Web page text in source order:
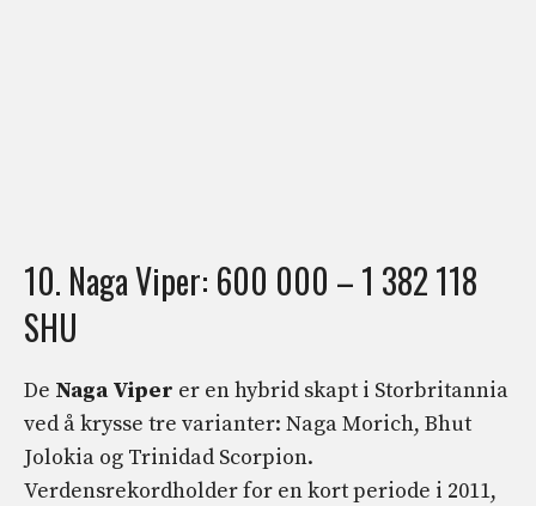
10. Naga Viper: 600 000 – 1 382 118
SHU
De Naga Viper er en hybrid skapt i Storbritannia
ved å krysse tre varianter: Naga Morich, Bhut
Jolokia og Trinidad Scorpion.
Verdensrekordholder for en kort periode i 2011,